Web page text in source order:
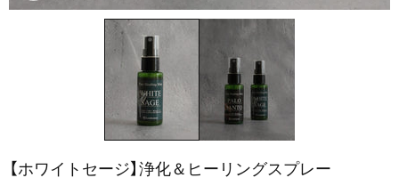
【ホワイトセージ】浄化＆ヒーリングスプレー